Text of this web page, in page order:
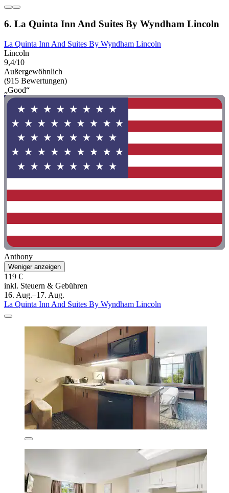
6. La Quinta Inn And Suites By Wyndham Lincoln
La Quinta Inn And Suites By Wyndham Lincoln
Lincoln
9,4/10
Außergewöhnlich
(915 Bewertungen)
„Good“
Anthony
Weniger anzeigen
119 €
inkl. Steuern & Gebühren
16. Aug.–17. Aug.
La Quinta Inn And Suites By Wyndham Lincoln